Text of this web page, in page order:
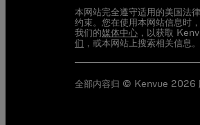
本网站完全遵守适用的美国法
约束。您在使用本网站信息时
我们的媒体中心 ，以获取
们
，或本网站上搜索相关信息。
全部内容归 © Kenvue 2026